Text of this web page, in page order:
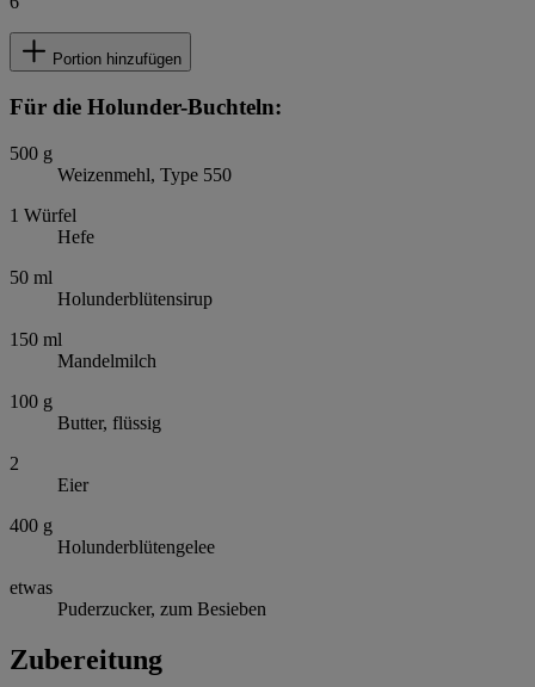
Portion hinzufügen
Für die Holunder-Buchteln:
500 g
Weizenmehl, Type 550
1 Würfel
Hefe
50 ml
Holunderblütensirup
150 ml
Mandelmilch
100 g
Butter, flüssig
2
Eier
400 g
Holunderblütengelee
etwas
Puderzucker, zum Besieben
Zubereitung